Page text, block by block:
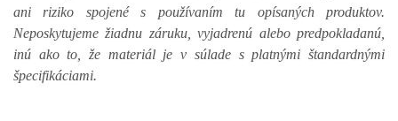
ani riziko spojené s používaním tu opísaných produktov.
Neposkytujeme žiadnu záruku, vyjadrenú alebo predpokladanú,
inú ako to, že materiál je v súlade s platnými štandardnými
špecifikáciami.